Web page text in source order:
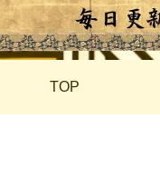
TOP